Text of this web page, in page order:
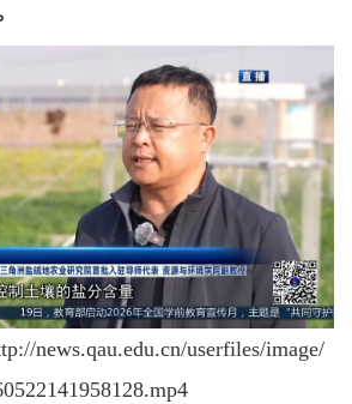
news.qau.edu.cn/userfiles/image/